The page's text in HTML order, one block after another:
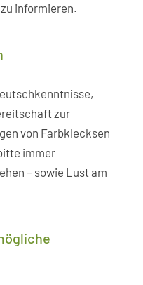
informieren.
zur
von Farbklecksen
immer
– sowie Lust am